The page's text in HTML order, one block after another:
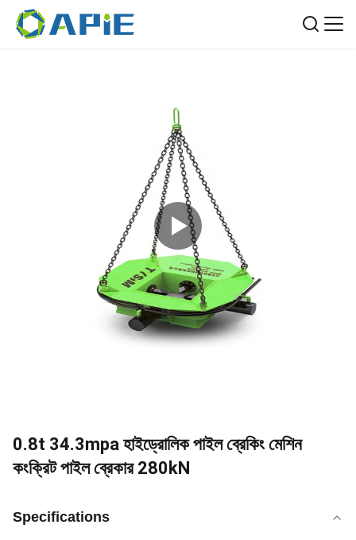
0.8t 34.3mpa হাইড্রোলিক পাইল ব্রেকিং মেশিন
কংক্রিট পাইল ব্রেকার 280kN
Specifications